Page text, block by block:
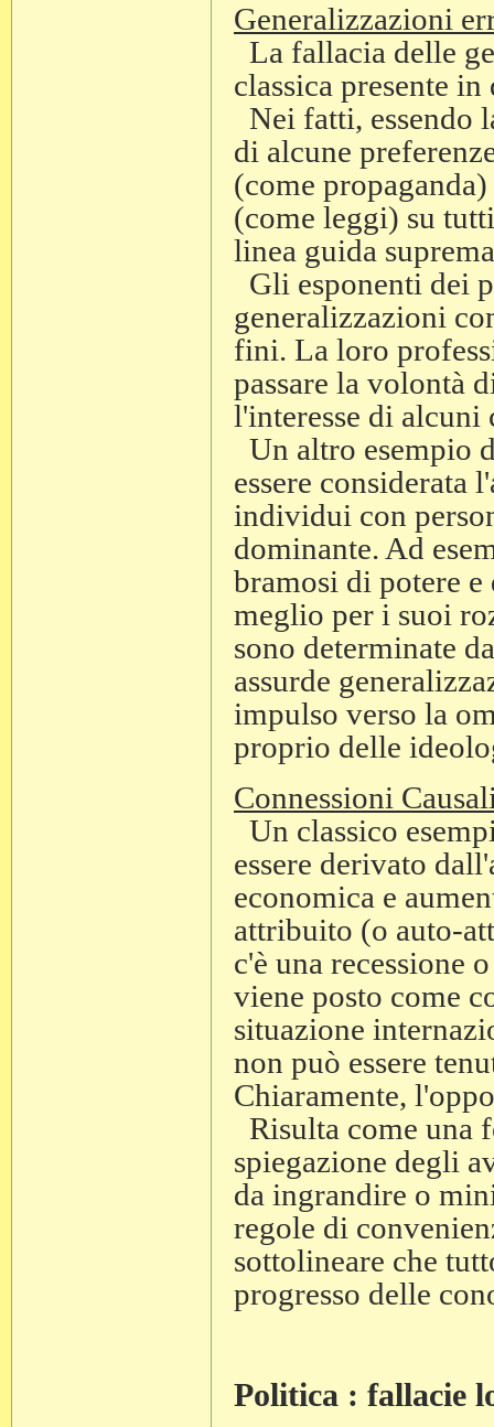
Generalizzazioni
La fallacia delle
classica presente
Nei fatti, essendo
di alcune
(come
(come leggi) su
linea guida
Gli esponenti dei
generalizzazioni
fini. La loro
passare la volontà
l'interesse di alcuni
Un altro esempio
essere considerata
individui con
dominante. Ad
bramosi di potere
meglio per i suoi
sono determinate
assurde
impulso verso la
proprio delle
Connessioni
Un classico
essere derivato
economica e
attribuito (o auto-
c'è una recessione
viene posto come
situazione
non può essere
Chiaramente,
Risulta come una
spiegazione degli
da ingrandire o
regole di
sottolineare che
progresso delle
Politica : fallacie